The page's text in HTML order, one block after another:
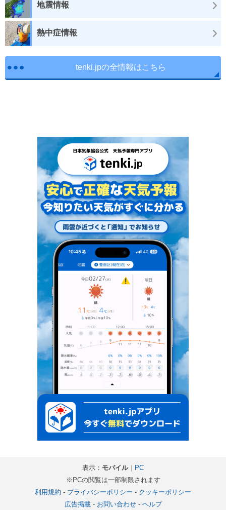
地震情報
熱中症情報
tenki.jpの全情報はこちら
表示： モバイル｜ PC
※PCの閲覧は一部制限されます
利用規約 - プライバシーポリシー - クッキーポリシー
広告掲載- お問い合わせ- ヘルプ